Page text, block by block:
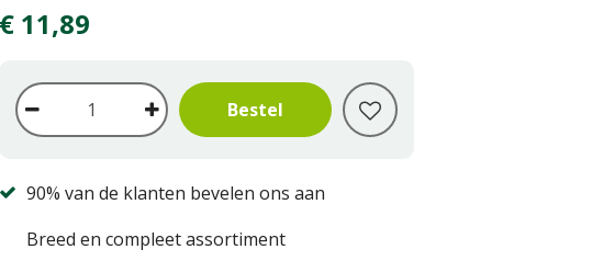
€ 11,89
90% van de klanten bevelen ons aan
Breed en compleet assortiment